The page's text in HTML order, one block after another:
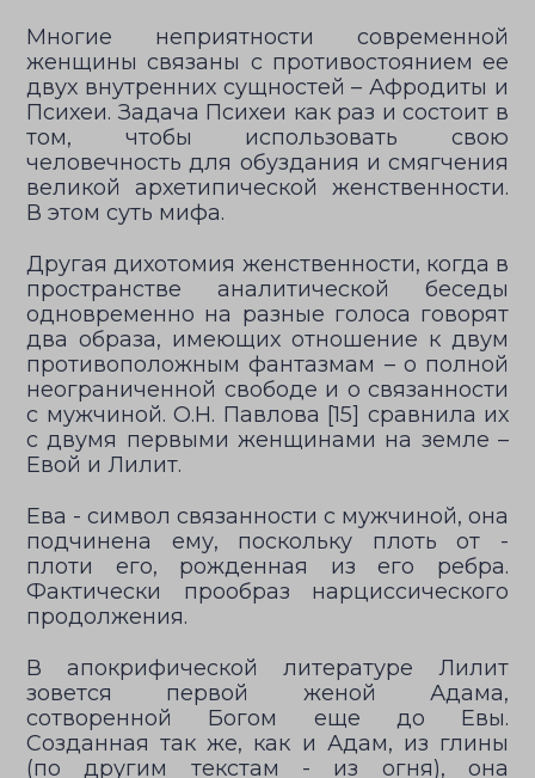
Многие неприятности современной
женщины связаны с противостоянием ее
двух внутренних сущностей – Афродиты и
Психеи. Задача Психеи как раз и состоит в
том, чтобы использовать свою
человечность для обуздания и смягчения
великой архетипической женственности.
В этом суть мифа.
Другая дихотомия женственности, когда в
пространстве аналитической беседы
одновременно на разные голоса говорят
два образа, имеющих отношение к двум
противоположным фантазмам – о полной
неограниченной свободе и о связанности
с мужчиной. О.Н. Павлова [15] сравнила их
с двумя первыми женщинами на земле –
Евой и Лилит.
Ева - символ связанности с мужчиной, она
подчинена ему, поскольку плоть от -
плоти его, рожденная из его ребра.
Фактически прообраз нарциссического
продолжения.
В апокрифической литературе Лилит
зовется первой женой Адама,
сотворенной Богом еще до Евы.
Созданная так же, как и Адам, из глины
(по другим текстам - из огня), она